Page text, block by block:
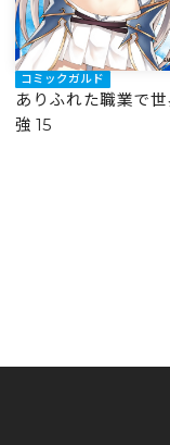
コミックガルド
ありふれた職業で
強 15